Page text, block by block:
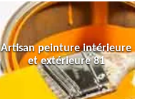
Artisan peinture intérieure
et extérieure 81